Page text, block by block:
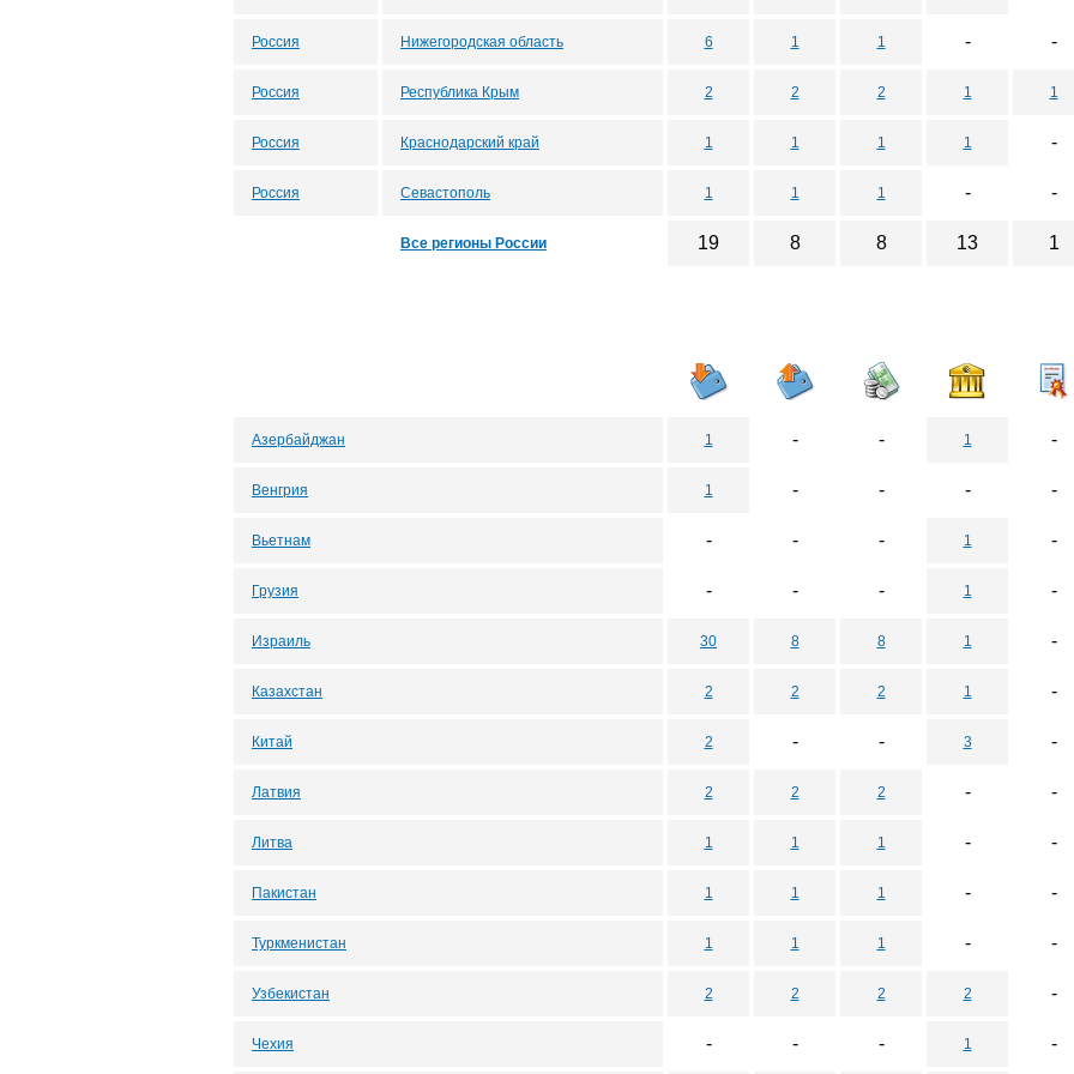
Россия Нижегородская область 6 1 1 - -
Россия Республика Крым 2 2 2 1 1
Россия Краснодарский край 1 1 1 1 -
Россия Севастополь 1 1 1 - -
Все регионы России 19 8 8 13 1
Азербайджан 1 - - 1 -
Венгрия 1 - - - -
Вьетнам - - - 1 -
Грузия - - - 1 -
Израиль 30 8 8 1 -
Казахстан 2 2 2 1 -
Китай 2 - - 3 -
Латвия 2 2 2 - -
Литва 1 1 1 - -
Пакистан 1 1 1 - -
Туркменистан 1 1 1 - -
Узбекистан 2 2 2 2 -
Чехия - - - 1 -